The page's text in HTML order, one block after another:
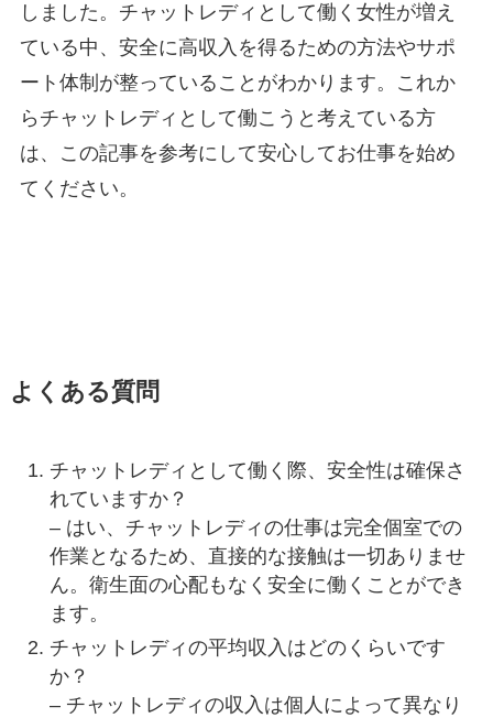
しました。チャットレディとして働く女性が増え
ている中、安全に高収入を得るための方法やサポ
ート体制が整っていることがわかります。これか
らチャットレディとして働こうと考えている方
は、この記事を参考にして安心してお仕事を始め
てください。
よくある質問
チャットレディとして働く際、安全性は確保さ
れていますか？
– はい、チャットレディの仕事は完全個室での
作業となるため、直接的な接触は一切ありませ
ん。衛生面の心配もなく安全に働くことができ
ます。
チャットレディの平均収入はどのくらいです
か？
– チャットレディの収入は個人によって異なり